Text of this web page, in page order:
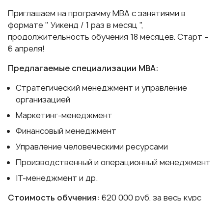
Приглашаем на программу МВА с занятиями в
формате " Уикенд / 1 раз в месяц ",
продолжительность обучения 18 месяцев. Старт –
6 апреля!
Предлагаемые специализации МВА:
Стратегический менеджмент и управление
организацией
Маркетинг-менеджмент
Финансовый менеджмент
Управление человеческими ресурсами
Производственный и операционный менеджмент
IT-менеджмент и др.
Стоимость обучения: 620 000 руб. за весь курс